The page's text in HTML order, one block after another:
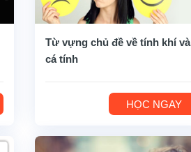
Từ vựng chủ đề về tính khí và
cá tính
HỌC NGAY